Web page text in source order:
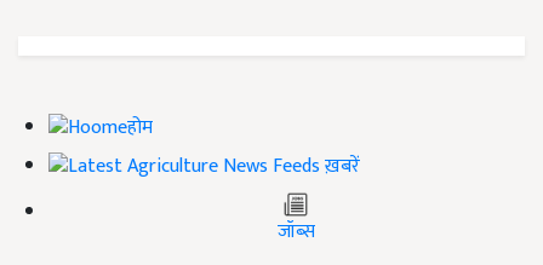
होम
ख़बरें
जॉब्स